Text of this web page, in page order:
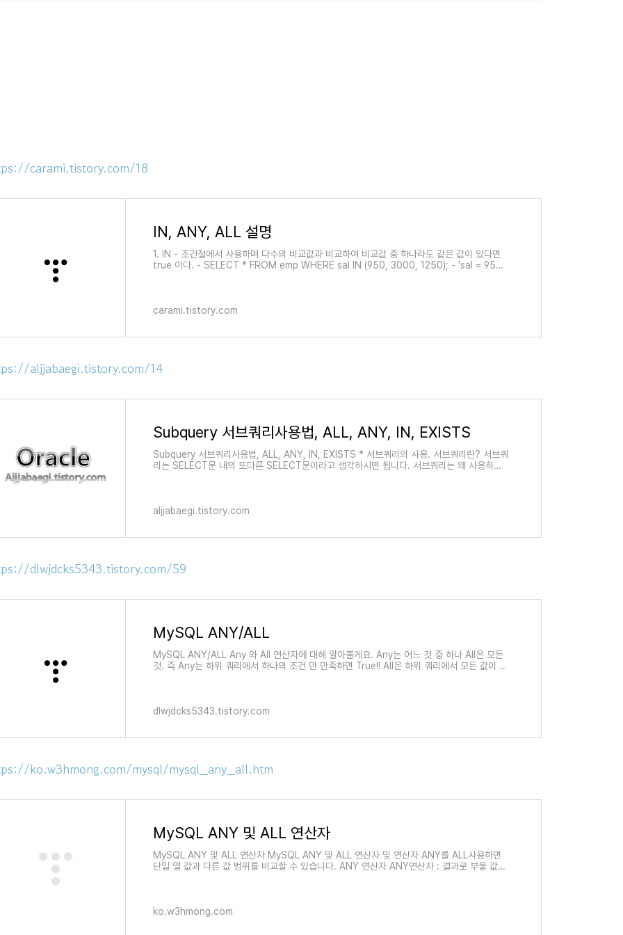
carami.tistory.com/18
IN, ANY, ALL 설명
1. IN - 조건절에서 사용하며 다수의 비교값과 비교하여 비교값 중 하나라도 같은 값이 있다면
true 이다. - SELECT * FROM emp WHERE sal IN (950, 3000, 1250); - 'sal = 950
carami.tistory.com
aljjabaegi.tistory.com/14
Subquery 서브쿼리사용법, ALL, ANY, IN, EXISTS
Subquery 서브쿼리사용법, ALL, ANY, IN, EXISTS * 서브쿼리의 사용. 서브쿼리란? 서브쿼
리는 SELECT문 내의 또다른 SELECT문이라고 생각하시면 됩니다. 서브쿼리는 왜 사용하나?
aljjabaegi.tistory.com
dlwjdcks5343.tistory.com/59
MySQL ANY/ALL
MySQL ANY/ALL Any 와 All 연산자에 대해 알아볼게요. Any는 어느 것 중 하나 All은 모든
것. 즉 Any는 하위 쿼리에서 하나의 조건 만 만족하면 True!! All은 하위 쿼리에서 모든 값이 조
dlwjdcks5343.tistory.com
ko.w3hmong.com/mysql/mysql_any_all.htm
MySQL ANY 및 ALL 연산자
MySQL ANY 및 ALL 연산자 MySQL ANY 및 ALL 연산자 및 연산자 ANY를 ALL사용하면
단일 열 값과 다른 값 범위를 비교할 수 있습니다. ANY 연산자 ANY연산자 : 결과로 부울 값을
ko.w3hmong.com